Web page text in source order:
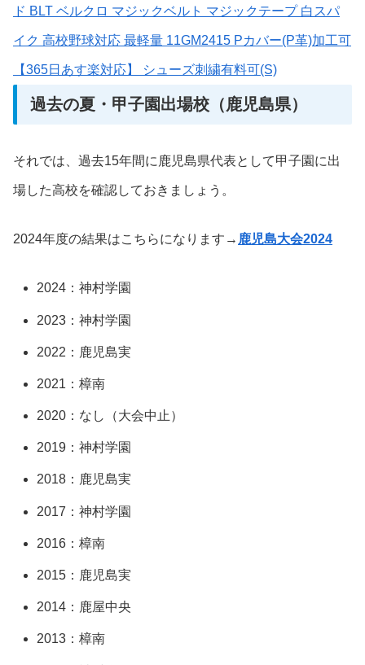
ド BLT ベルクロ マジックベルト マジックテープ 白スパ
イク 高校野球対応 最軽量 11GM2415 Pカバー(P革)加工可
【365日あす楽対応】 シューズ刺繍有料可(S)
過去の夏・甲子園出場校（鹿児島県）
それでは、過去15年間に鹿児島県代表として甲子園に出
場した高校を確認しておきましょう。
2024年度の結果はこちらになります→ 鹿児島大会2024
2024：神村学園
2023：神村学園
2022：鹿児島実
2021：樟南
2020：なし（大会中止）
2019：神村学園
2018：鹿児島実
2017：神村学園
2016：樟南
2015：鹿児島実
2014：鹿屋中央
2013：樟南